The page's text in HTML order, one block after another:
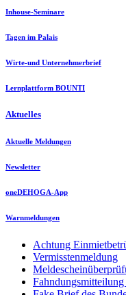
Inhouse-Seminare
Tagen im Palais
Wirte-und Unternehmerbrief
Lernplattform BOUNTI
Aktuelles
Aktuelle Meldungen
Newsletter
oneDEHOGA-App
Warnmeldungen
Achtung
Vermisstenmeldung